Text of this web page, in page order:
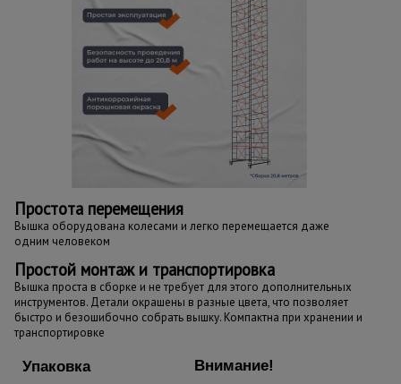
Простота перемещения
Вышка оборудована колесами и легко перемещается даже
одним человеком
Простой монтаж и транспортировка
Вышка проста в сборке и не требует для этого дополнительных
инструментов. Детали окрашены в разные цвета, что позволяет
быстро и безошибочно собрать вышку. Компактна при хранении и
транспортировке
Упаковка Внимание!